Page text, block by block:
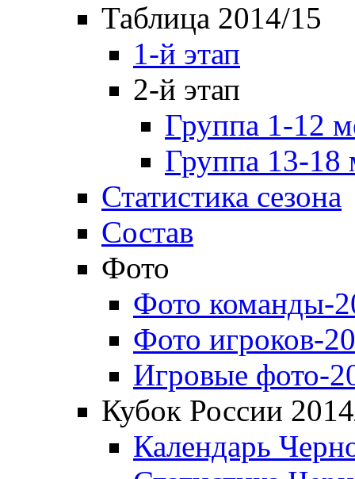
Таблица 2014/15
1-й этап
2-й этап
Группа 1-12
Группа 13-18
Статистика сезона
Состав
Фото
Фото команды-
Фото игроков-
Игровые фото-
Кубок России
Календарь